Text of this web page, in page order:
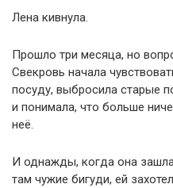
Лена кивнула.
Прошло три месяца, но
Свекровь начала
посуду, выбросила старые
и понимала, что больше
неё.
И однажды, когда она
там чужие бигуди, ей